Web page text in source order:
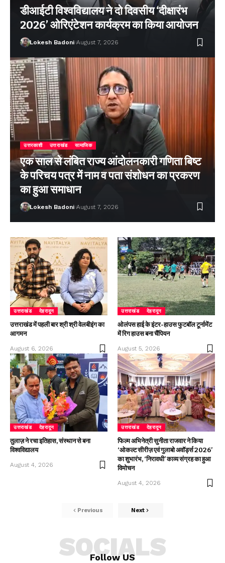
डीआईटी विश्वविद्यालय ने दो दिवसीय ‘दीक्षारंभ
2026’ ओरिएंटेशन कार्यक्रम का किया आयोजन
Lokesh Badoni August 7, 2026
उत्तरकाशी उत्तराखंड सामाजिक
एक साल से लंबित राज्य आंदोलनकारी गणिता बिष्ट
के परिचय पत्र में नाम व पता संशोधन का प्रकरण
का हुआ समाधान
Lokesh Badoni August 7, 2026
उत्तराखंड देहरादून
उत्तराखंड में पहली बार श्री श्री वेलबीइंग का
आगमन
August 6, 2026
उत्तराखंड देहरादून
ओलंपस हाई के इंटर-हाउस फुटबॉल टूर्नामेंट
में रिग हाउस बना चैंपियन
August 5, 2026
उत्तराखंड देहरादून
तुलाज़ ने रचा इतिहास, संस्थान से बना
विश्वविद्यालय
August 4, 2026
उत्तराखंड देहरादून
फिल्म अभिनेत्री सुनीता राजवार ने किया
‘ओकल्ट सीरीज़ एवं गुलाबो अवॉर्ड्स 2026’
का शुभारंभ, ‘निरावधी’ काव्य संग्रह का हुआ
विमोचन
August 4, 2026
Previous Next
Follow US
SOCIALS